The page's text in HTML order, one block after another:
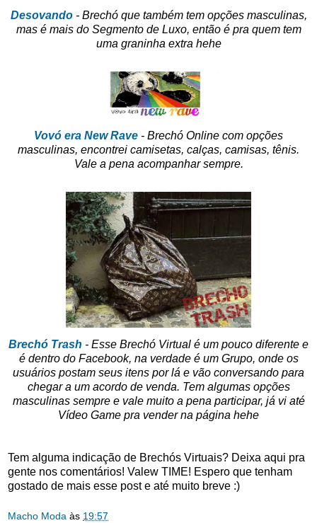
Desovando- Brechó que também tem opções masculinas,
mas é mais do Segmento de Luxo, então é pra quem tem
uma graninha extra hehe
Vovó era New Rave - Brechó Online com opções
masculinas, encontrei camisetas, calças, camisas, tênis.
Vale a pena acompanhar sempre.
Brechó Trash - Esse Brechó Virtual é um pouco diferente e
é dentro do Facebook, na verdade é um Grupo, onde os
usuários postam seus itens por lá e vão conversando para
chegar a um acordo de venda. Tem algumas opções
masculinas sempre e vale muito a pena participar, já vi até
Vídeo Game pra vender na página hehe
Tem alguma indicação de Brechós Virtuais? Deixa aqui pra
gente nos comentários! Valew TIME! Espero que tenham
gostado de mais esse post e até muito breve :)
Macho Moda às 19:57